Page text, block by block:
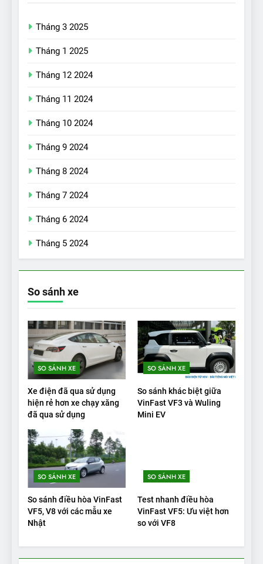
Tháng 3 2025
Tháng 1 2025
Tháng 12 2024
Tháng 11 2024
Tháng 10 2024
Tháng 9 2024
Tháng 8 2024
Tháng 7 2024
Tháng 6 2024
Tháng 5 2024
So sánh xe
SO SÁNH XE
Xe điện đã qua sử dụng
hiện rẻ hơn xe chạy xăng
đã qua sử dụng
SO SÁNH XE
So sánh khác biệt giữa
VinFast VF3 và Wuling
Mini EV
SO SÁNH XE
So sánh điều hòa VinFast
VF5, V8 với các mẫu xe
Nhật
SO SÁNH XE
Test nhanh điều hòa
VinFast VF5: Ưu việt hơn
so với VF8
chỉ có trên VinFast VF8
VinFast VF9 có gì để cạnh
tranh với các xe xăng cùng
tầm giá?
ĐÁNH GIÁ XE
20
Đánh giá: Người đam mê xe
điện Hyundai Ioniq 5 N 2025
1
Xe tốt nhất để mua năm
2025: Green Car Reports
nêu tên 5 người vào chung
kết – Mỹ
ĐÁNH GIÁ XE
‘Wuling Bingo ồn, không có